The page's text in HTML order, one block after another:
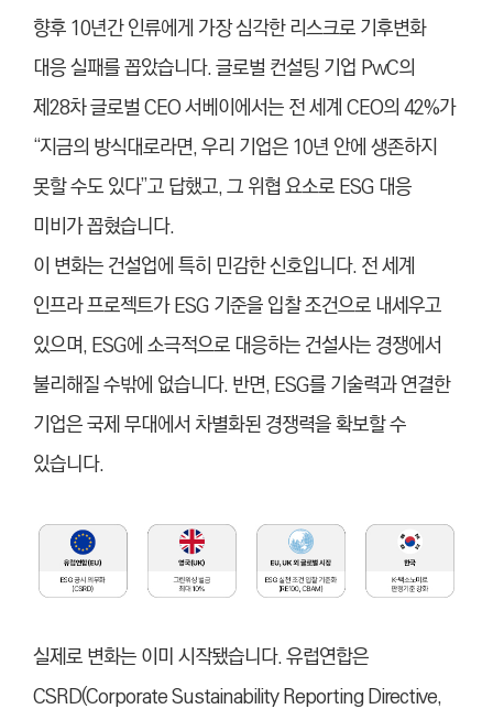
향후 10년간 인류에게 가장 심각한 리스크로 기후변화
대응 실패를 꼽았습니다. 글로벌 컨설팅 기업 PwC의
제28차 글로벌 CEO 서베이에서는 전 세계 CEO의 42%가
“지금의 방식대로라면, 우리 기업은 10년 안에 생존하지
못할 수도 있다”고 답했고, 그 위협 요소로 ESG 대응
미비가 꼽혔습니다.
이 변화는 건설업에 특히 민감한 신호입니다. 전 세계
인프라 프로젝트가 ESG 기준을 입찰 조건으로 내세우고
있으며, ESG에 소극적으로 대응하는 건설사는 경쟁에서
불리해질 수밖에 없습니다. 반면, ESG를 기술력과 연결한
기업은 국제 무대에서 차별화된 경쟁력을 확보할 수
있습니다.
실제로 변화는 이미 시작됐습니다. 유럽연합은
CSRD(Corporate Sustainability Reporting Directive,